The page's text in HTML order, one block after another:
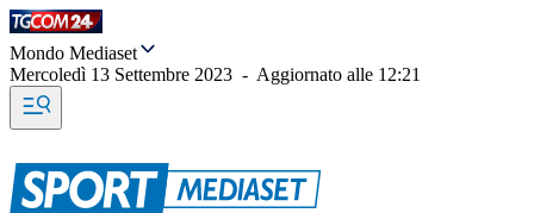
Mondo Mediaset
Mercoledì 13 Settembre 2023 - Aggiornato alle 12:21